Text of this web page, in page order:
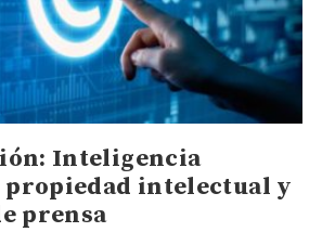
Inteligencia
intelectual y
prensa